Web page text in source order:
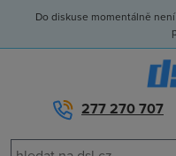
Do diskuse momentálně
277 270 707